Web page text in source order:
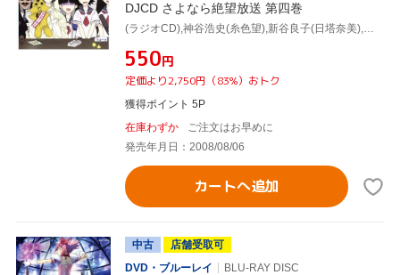
DJCD さよなら絶望放送 第四巻
(ラジオCD),神谷浩史(糸色望),新谷良子(日塔奈美),斎藤千和(音無芽留),井上麻里奈(木津千里)
¥550円
定価より2,750円（83%）おトク
獲得ポイント 5P
在庫わずか
ご注文はお早めに
発売年月日：2008/08/06
カートへ追加
中古
店舗受取可
DVD・ブルーレイ
BLU-RAY DISC